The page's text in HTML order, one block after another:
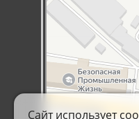
Сайт использует